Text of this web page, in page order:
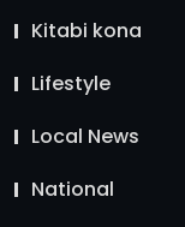
Kitabi kona
Lifestyle
Local News
National